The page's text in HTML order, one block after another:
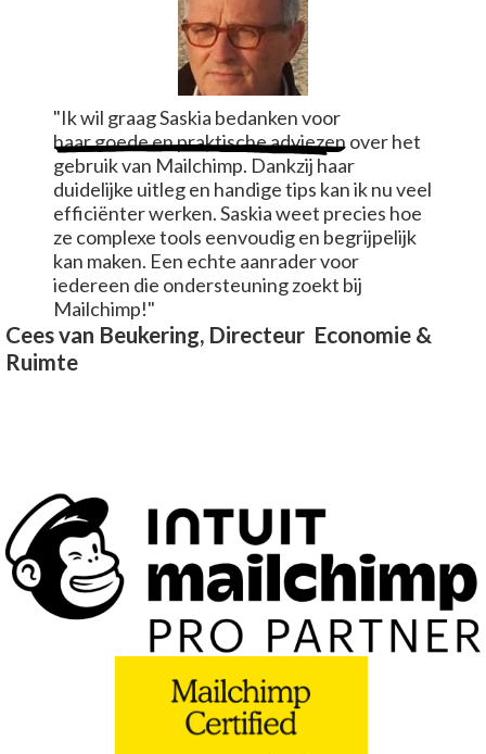
"Ik wil graag Saskia bedanken voor
haar goede en praktische adviezenover het
gebruik van Mailchimp. Dankzij haar
duidelijke uitleg en handige tips kan ik nu veel
efficiënter werken. Saskia weet precies hoe
ze complexe tools eenvoudig en begrijpelijk
kan maken. Een echte aanrader voor
iedereen die ondersteuning zoekt bij
Mailchimp!"
Cees van Beukering, Directeur Economie &
Ruimte